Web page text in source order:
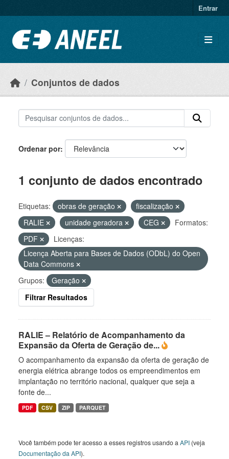
Entrar
Conjuntos de dados
Ordenar por
1 conjunto de dados encontrado
Etiquetas: obras de geração
fiscalização
RALIE
unidade geradora CEG
Formatos:
PDF
Licenças:
Licença Aberta para Bases de Dados (ODbL) do Open
Data Commons
Grupos:
Geração
Filtrar Resultados
RALIE – Relatório de Acompanhamento da
Expansão da Oferta de Geração de...
O acompanhamento da expansão da oferta de geração de
energia elétrica abrange todos os empreendimentos em
implantação no território nacional, qualquer que seja a
fonte de...
PDF CSV ZIP PARQUET
Você também pode ter acesso a esses registros usando a API (veja
Documentação da API).